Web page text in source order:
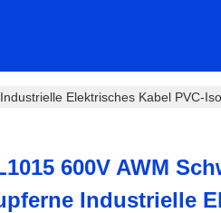
Elektrisches Kabel PVC-
600V AWM
Industrielle